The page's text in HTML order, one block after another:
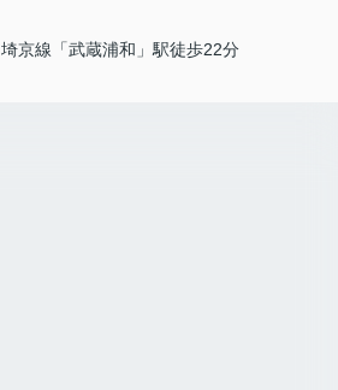
埼京線「武蔵浦和」駅徒歩22分